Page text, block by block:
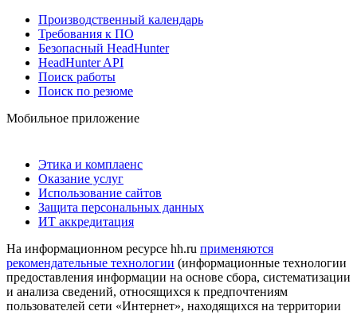
Производственный календарь
Требования к ПО
Безопасный HeadHunter
HeadHunter API
Поиск работы
Поиск по резюме
Мобильное приложение
Этика и комплаенс
Оказание услуг
Использование сайтов
Защита персональных данных
ИТ аккредитация
На информационном ресурсе hh.ru применяются
рекомендательные технологии (информационные технологии
предоставления информации на основе сбора, систематизации
и анализа сведений, относящихся к предпочтениям
пользователей сети «Интернет», находящихся на территории